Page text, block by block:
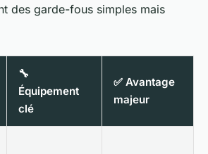
des garde-fous simples mais
🔧
Équipement
clé
✅ Avantage
majeur